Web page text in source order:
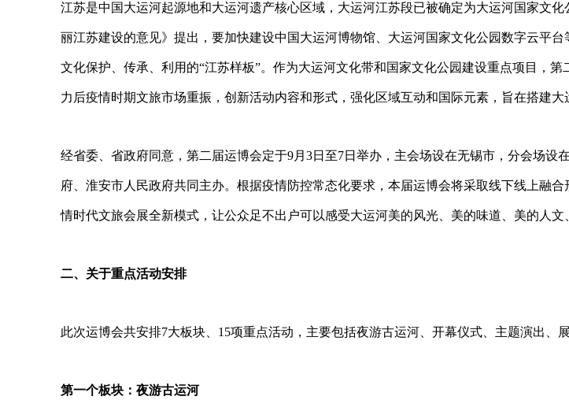
江苏是中国大运河起源地和大运河遗产核心区域，大运河江苏段已被确定为大运河国家文化
丽江苏建设的意见》提出，要加快建设中国大运河博物馆、大运河国家文化公园数字云平
文化保护、传承、利用的“江苏样板”。作为大运河文化带和国家文化公园建设重点项目，
力后疫情时期文旅市场重振，创新活动内容和形式，强化区域互动和国际元素，旨在搭建
经省委、省政府同意，第二届运博会定于9月 3日至7日举办，主会场设在无锡市，分会场设
府、淮安市人民政府共同主办。根据疫情防控常态化要求，本届运博会将采取线下线上融
情时代文旅会展全新模式，让公众足不出户可以感受大运河美的风光、美的味道、美的人文
二、关于重点活动安排
此次运博会共安排7大板块、 15项重点活动，主要包括夜游古运河、开幕仪式、主题演出、
第一个板块：夜游古运河